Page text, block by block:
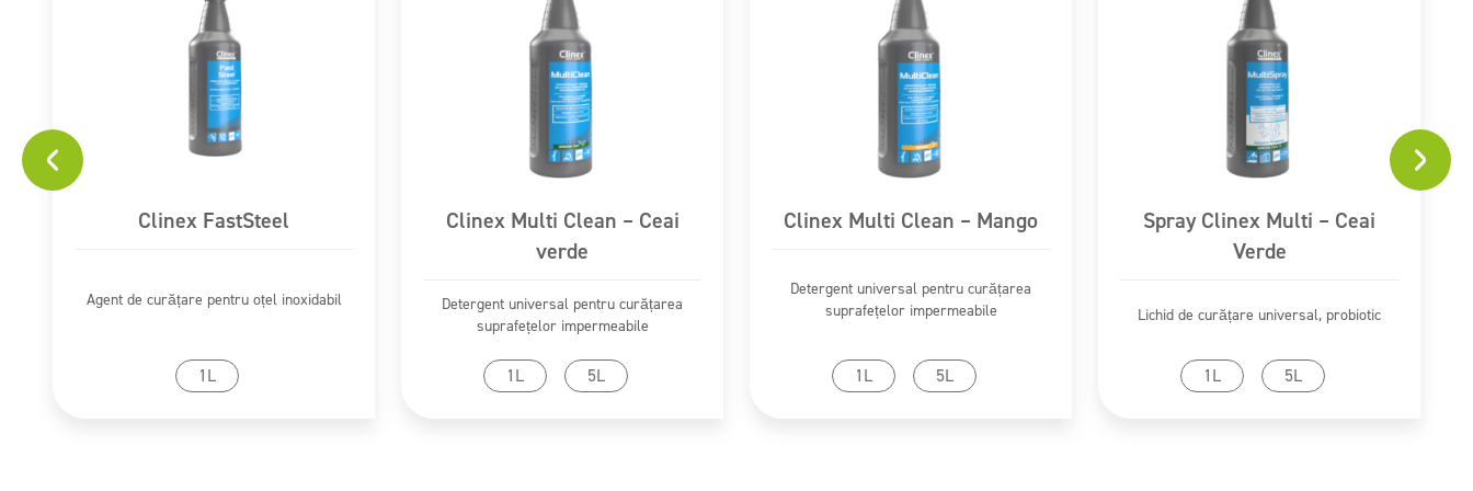
Clinex FastSteel
Agent de curățare pentru oțel inoxidabil
1L
Mergi la produs
Clinex Multi Clean – Ceai
verde
Detergent universal pentru curățarea
suprafețelor impermeabile
1L 5L
Mergi la produs
Clinex Multi Clean – Mango
Detergent universal pentru curățarea
suprafețelor impermeabile
1L 5L
Mergi la produs
Spray Clinex Multi – Ceai
Verde
Lichid de curățare universal, probiotic
1L 5L
Mergi la produs